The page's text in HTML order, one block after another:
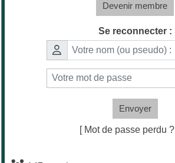
Devenir membre
Se reconnecter :
Envoyer
[ Mot de passe perdu ?